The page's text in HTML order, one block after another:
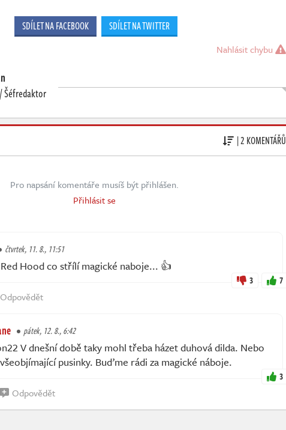
SDÍLET NA FACEBOOK SDÍLET NA TWITTER
Nahlásit chybu
Šéfredaktor
| 2 KOMENTÁŘŮ
Pro napsání komentáře musíš být přihlášen.
Přihlásit se
čtvrtek, 11. 8., 11:51
Hood co střílí magické naboje... 👍
3 7
Odpovědět
pátek, 12. 8., 6:42
V dnešní době taky mohl třeba házet duhová dilda. Nebo
pusinky. Buďme rádi za magické náboje.
3
Odpovědět